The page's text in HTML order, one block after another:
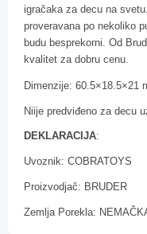
igračaka za decu na
proveravana po nekoliko
budu besprekorni. Od
kvalitet za dobru cenu.
Dimenzije: 60.5×18.5×21
Niije predviđeno za decu
DEKLARACIJA:
Uvoznik: COBRATOYS
Proizvodjač: BRUDER
Zemlja Porekla: